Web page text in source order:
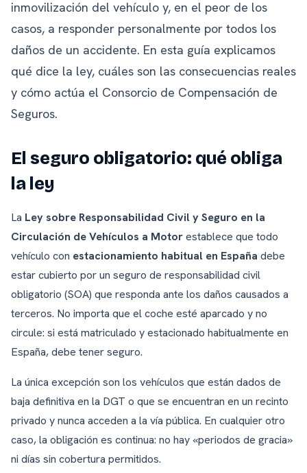
inmovilización del vehículo y, en el peor de los
casos, a responder personalmente por todos los
daños de un accidente. En esta guía explicamos
qué dice la ley, cuáles son las consecuencias reales
y cómo actúa el Consorcio de Compensación de
Seguros.
El seguro obligatorio: qué obliga
la ley
La Ley sobre Responsabilidad Civil y Seguro en la
Circulación de Vehículos a Motorestablece que todo
vehículo con estacionamiento habitual en España debe
estar cubierto por un seguro de responsabilidad civil
obligatorio (SOA) que responda ante los daños causados a
terceros. No importa que el coche esté aparcado y no
circule: si está matriculado y estacionado habitualmente en
España, debe tener seguro.
La única excepción son los vehículos que están dados de
baja definitiva en la DGT o que se encuentran en un recinto
privado y nunca acceden a la vía pública. En cualquier otro
caso, la obligación es continua: no hay «periodos de gracia»
ni días sin cobertura permitidos.